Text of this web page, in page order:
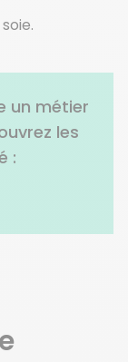
un métier
les
: